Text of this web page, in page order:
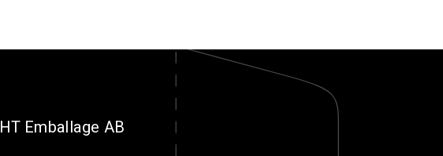
HT Emballage AB